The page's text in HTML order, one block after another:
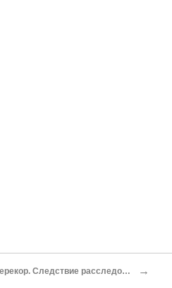
Наперекор. Следствие расследования →